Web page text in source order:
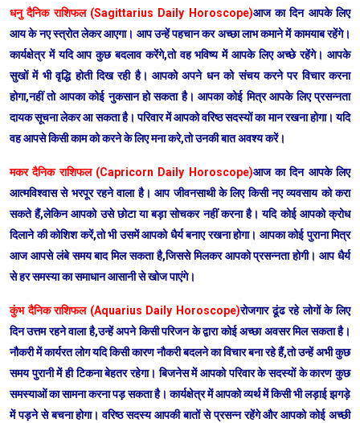
धनु दैनिक राशिफल (Sagittarius Daily Horoscope)आज का दिन आपके लिए
आय के नए स्त्रोत लेकर आएगा। आप उन्हें पहचान कर अच्छा लाभ कमाने में कामयाब रहेंगे।
कार्यक्षेत्र में यदि आप कुछ बदलाव करेंगे,तो वह भविष्य में आपके लिए अच्छे रहेंगे। आपके
सुखों में भी वृद्धि होती दिख रही है। आपको अपने धन को संचय करने पर विचार करना
होगा,नहीं तो आपका कोई नुकसान हो सकता है। आपका कोई मित्र आपके लिए प्रसन्नता
दायक सूचना लेकर आ सकता है। परिवार में आपको वरिष्ठ सदस्यों का मान रखना होगा। यदि
वह आपसे किसी काम को करने के लिए मना करे,तो उनकी बात अवश्य करें।
मकर दैनिक राशिफल (Capricorn Daily Horoscope)आज का दिन आपके लिए
आत्मविश्वास से भरपूर रहने वाला है। आप जीवनसाथी के लिए किसी नए व्यवसाय को करा
सकते हैं,लेकिन आपको उसे छोटा या बड़ा सोचकर नहीं करना है। यदि कोई आपको क्रोध
दिलाने की कोशिश करें,तो भी उसमें आपको धैर्य बनाए रखना होगा। आपका कोई पुराना मित्र
आज आपसे लंबे समय बाद मिल सकता है,जिससे मिलकर आपको प्रसन्नता होगी। आप धैर्य
से हर समस्या का समाधान आसानी से खोज पाएंगे।
कुंभ दैनिक राशिफल (Aquarius Daily Horoscope)रोजगार ढूंढ रहे लोगों के लिए
दिन उत्तम रहने वाला है,उन्हें अपने किसी परिजन के द्वारा कोई अच्छा अवसर मिल सकता है।
नौकरी में कार्यरत लोग यदि किसी कारण नौकरी बदलने का विचार बना रहे हैं,तो उन्हें अभी कुछ
समय पुरानी में ही टिकना बेहतर रहेगा। बिजनेस में आपको परिवार के सदस्यों के कारण कुछ
समस्याओं का सामना करना पड़ सकता है। कार्यक्षेत्र में आपको व्यर्थ में किसी भी लड़ाई झगड़े
में पड़ने से बचना होगा। वरिष्ठ सदस्य आपकी बातों से प्रसन्न रहेंगे और आपको कोई अच्छी